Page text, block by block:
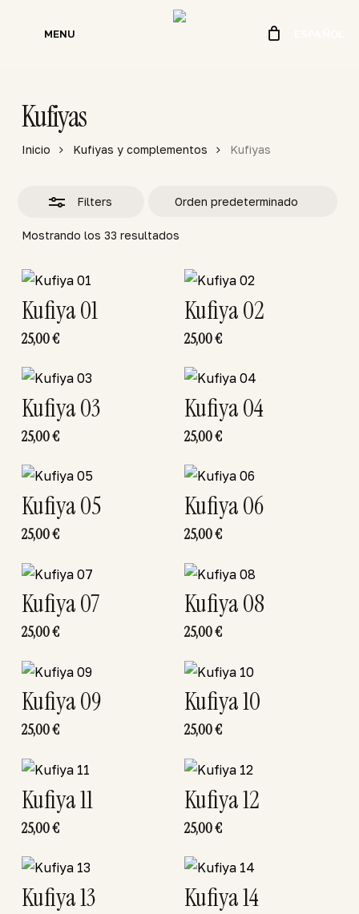
MENU
Kufiyas
Inicio Kufiyas y complementos Kufiyas
Filters
Mostrando los 33 resultados
Kufiya 01
25,00€
Kufiya 02
25,00€
Kufiya 03
25,00€
Kufiya 04
25,00€
Kufiya 05
25,00€
Kufiya 06
25,00€
Kufiya 07
25,00€
Kufiya 08
25,00€
Kufiya 09
25,00€
Kufiya 10
25,00€
Kufiya 11
25,00€
Kufiya 12
25,00€
Kufiya 13 Kufiya 14